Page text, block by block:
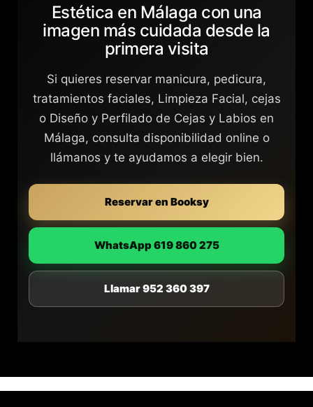
Estética en Málaga con una
imagen más cuidada desde la
primera visita
Si quieres reservar manicura, pedicura,
tratamientos faciales, Limpieza Facial, cejas
o Diseño y Perfilado de Cejas y Labios en
Málaga, consulta disponibilidad online o
llámanos y te ayudamos a elegir bien.
Reservar en Booksy
WhatsApp 619 860 275
Llamar 952 360 397